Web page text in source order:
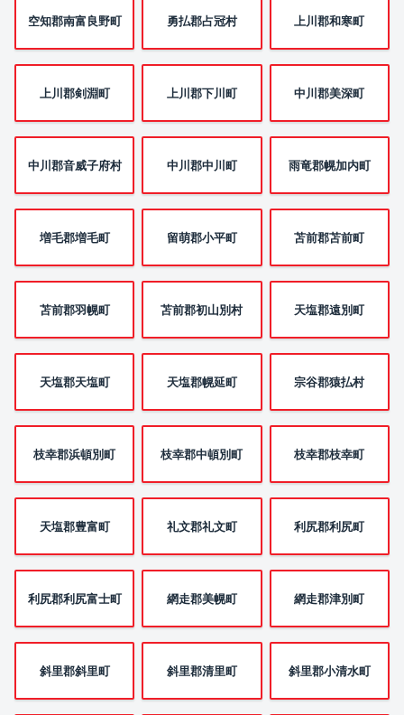
空知郡南富良野町 勇払郡占冠村 上川郡和寒町
上川郡剣淵町 上川郡下川町 中川郡美深町
中川郡音威子府村 中川郡中川町 雨竜郡幌加内町
増毛郡増毛町 留萌郡小平町 苫前郡苫前町
苫前郡羽幌町 苫前郡初山別村 天塩郡遠別町
天塩郡天塩町 天塩郡幌延町 宗谷郡猿払村
枝幸郡浜頓別町 枝幸郡中頓別町 枝幸郡枝幸町
天塩郡豊富町 礼文郡礼文町 利尻郡利尻町
利尻郡利尻富士町 網走郡美幌町 網走郡津別町
斜里郡斜里町 斜里郡清里町 斜里郡小清水町